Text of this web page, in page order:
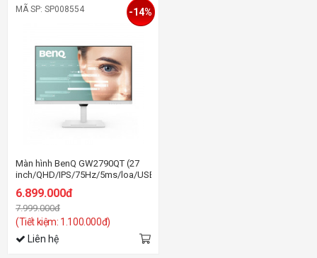
MÃ SP: SP008554
Màn hình BenQ GW2790QT (27
inch/QHD/IPS/75Hz/5ms/loa/USB-
6.899.000đ
7.999.000đ
(Tiết kiệm: 1.100.000đ)
-14%
Liên hệ